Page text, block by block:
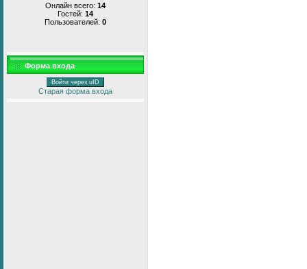
Онлайн всего: 14
Гостей: 14
Пользователей: 0
Форма входа
Войти через uID
Старая форма входа